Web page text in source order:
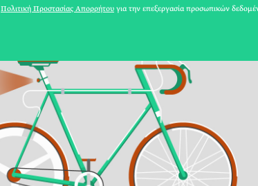
Πολιτική Προστασίας Απορρήτου για την επεξεργασία προσωπικών